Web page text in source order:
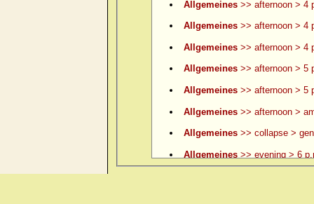
Allgemeines>> afternoon > 4
Allgemeines>> afternoon > 4
Allgemeines>> afternoon > 4
Allgemeines>> afternoon > 5
Allgemeines>> afternoon > 5
Allgemeines>> afternoon >
Allgemeines>> collapse >
Allgemeines>> evening > 6